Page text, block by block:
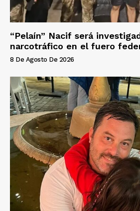
“Pelaín” Nacif será
narcotráfico en el fuero
8 De Agosto De 2026